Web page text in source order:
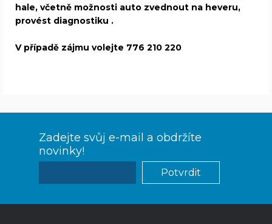
hale, včetně možnosti auto zvednout na heveru,
provést diagnostiku .
V případě zájmu volejte 776 210 220
Zadejte svůj e-mail a obdržíte
novinky!